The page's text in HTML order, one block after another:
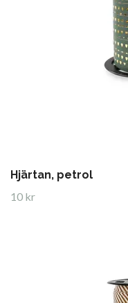
Hjärtan, petrol
10 kr